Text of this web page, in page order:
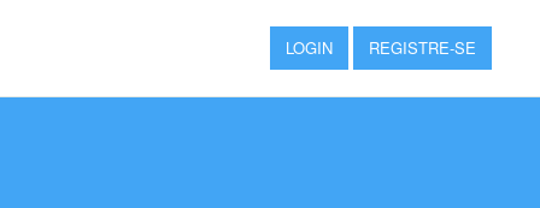
LOGIN REGISTRE-SE